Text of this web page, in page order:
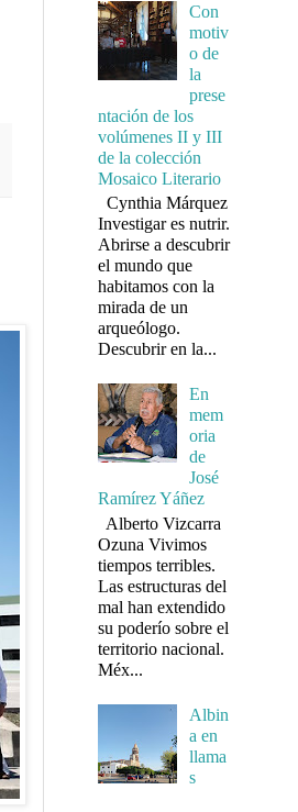
Con
motiv
o de
la
prese
ntación de los
volúmenes II y III
de la colección
Mosaico Literario
Cynthia Márquez
Investigar es nutrir.
Abrirse a descubrir
el mundo que
habitamos con la
mirada de un
arqueólogo.
Descubrir en la...
En
mem
oria
de
José
Ramírez Yáñez
Alberto Vizcarra
Ozuna Vivimos
tiempos terribles.
Las estructuras del
mal han extendido
su poderío sobre el
territorio nacional.
Méx...
Albin
a en
llama
s